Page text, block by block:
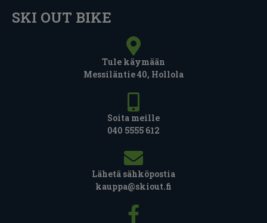
SKI OUT BIKE
Tule käymään
Messiläntie 40, Hollola
Soita meille
040 5555 612
Lähetä sähköpostia
kauppa@skiout.fi